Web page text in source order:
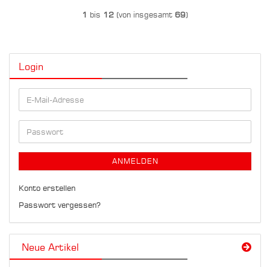
1 bis 12 (von insgesamt 69)
Login
E-
Mail-
Adresse
Passwort
ANMELDEN
Konto erstellen
Passwort vergessen?
Neue Artikel